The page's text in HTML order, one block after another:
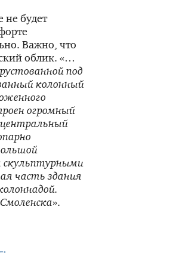
не будет
Важно, что
облик. «…
под
колонный
огромный
скульптурными
часть здания
».